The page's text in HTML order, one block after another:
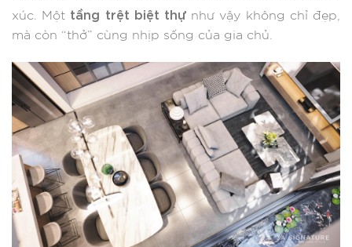
xúc. Một tầng trệt biệt thự như vậy không chỉ đẹp,
mà còn “thở” cùng nhịp sống của gia chủ.